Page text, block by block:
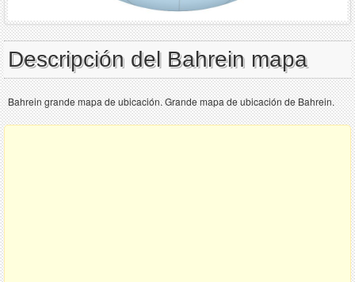
Descripción del Bahrein mapa
Bahrein grande mapa de ubicación. Grande mapa de ubicación de Bahrein.